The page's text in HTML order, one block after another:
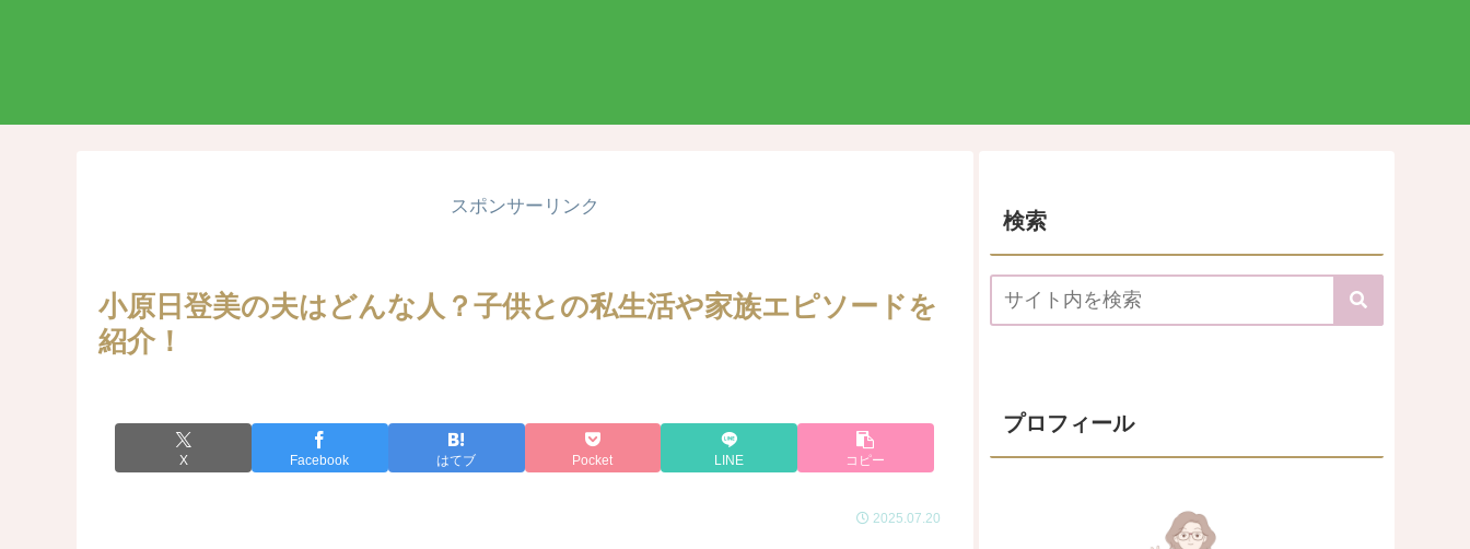
スポンサーリンク
小原日登美の夫はどんな人？子供との私生活や家族エピソードを
紹介！
X Facebook はてブ Pocket LINE コピー
2025.07.20
検索
プロフィール